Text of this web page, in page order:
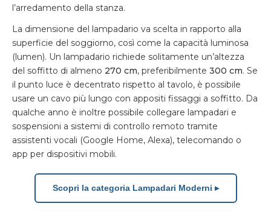
l’arredamento della stanza.
La dimensione del lampadario va scelta in rapporto alla
superficie del soggiorno, così come la capacità luminosa
(lumen). Un lampadario richiede solitamente un’altezza
del soffitto di almeno 270 cm, preferibilmente 300 cm. Se
il punto luce è decentrato rispetto al tavolo, è possibile
usare un cavo più lungo con appositi fissaggi a soffitto. Da
qualche anno è inoltre possibile collegare lampadari e
sospensioni a sistemi di controllo remoto tramite
assistenti vocali (Google Home, Alexa), telecomando o
app per dispositivi mobili.
Scopri la categoria Lampadari Moderni ▸